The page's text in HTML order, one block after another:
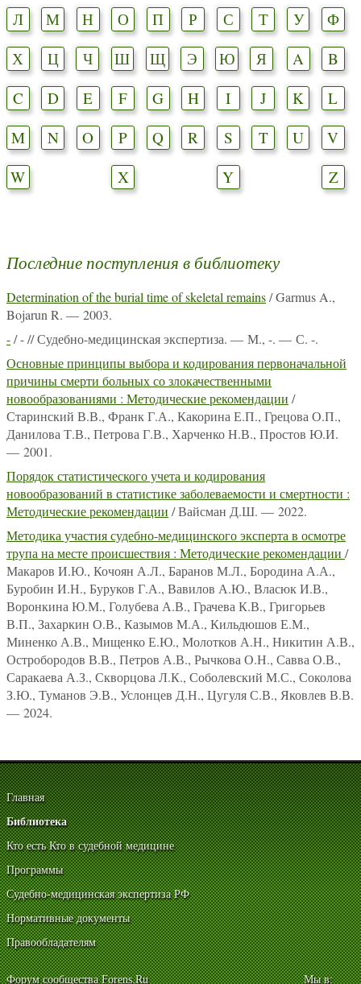
Л
М Н О П Р С Т У
Ф
Х
Ц Ч Ш Щ Э Ю Я A
B
C
D E F G H I J K
L
M
N O P Q R S T U
V
W
X Y Z
Последние поступления в библиотеку
Determination of the burial time of skeletal remains/ Garmus A.,
Bojarun R. — 2003.
-/ - // Судебно-медицинская экспертиза. — М., -. — С. -.
Основные принципы выбора и кодирования первоначальной
причины смерти больных со злокачественными
новообразованиями : Методические рекомендации /
Старинский В.В., Франк Г.А., Какорина Е.П., Грецова О.П.,
Данилова Т.В., Петрова Г.В., Харченко Н.В., Простов Ю.И.
— 2001.
Порядок статистического учета и кодирования
новообразований в статистике заболеваемости и смертности :
Методические рекомендации / Вайсман Д.Ш. — 2022.
Методика участия судебно-медицинского эксперта в осмотре
трупа на месте происшествия : Методические рекомендации /
Макаров И.Ю., Кочоян А.Л., Баранов М.Л., Бородина А.А.,
Буробин И.Н., Буруков Г.А., Вавилов А.Ю., Власюк И.В.,
Воронкина Ю.М., Голубева А.В., Грачева К.В., Григорьев
В.П., Захаркин О.В., Казымов М.А., Кильдюшов Е.М.,
Миненко А.В., Мищенко Е.Ю., Молотков А.Н., Никитин А.В.,
Остробородов В.В., Петров А.В., Рычкова О.Н., Савва О.В.,
Саракаева А.З., Скворцова Л.К., Соболевский М.С., Соколова
З.Ю., Туманов Э.В., Услонцев Д.Н., Цугуля С.В., Яковлев В.В.
— 2024.
Главная
Библиотека
Кто есть Кто в судебной медицине
Программы
Судебно-медицинская экспертиза РФ
Нормативные документы
Правообладателям
Форум сообщества Forens.Ru Мы в: